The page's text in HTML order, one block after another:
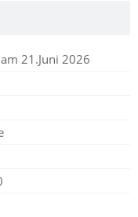
21.Juni 2026